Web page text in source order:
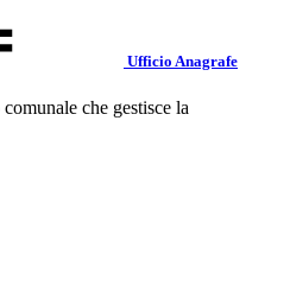
Ufficio Anagrafe
che gestisce la